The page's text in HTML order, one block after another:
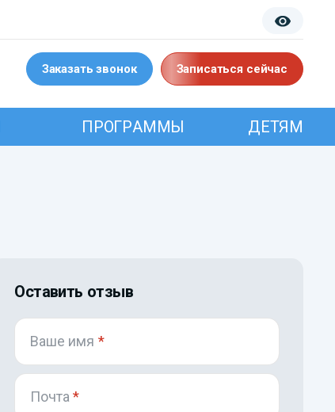
Заказать звонок Записаться сейчас
ПРОГРАММЫ ДЕТЯМ
Оставить отзыв
Ваше имя *
Почта*